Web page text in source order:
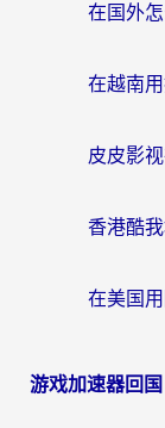
游戏加速器回国